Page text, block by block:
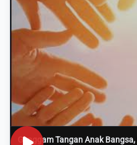
Genggam Tangan Anak